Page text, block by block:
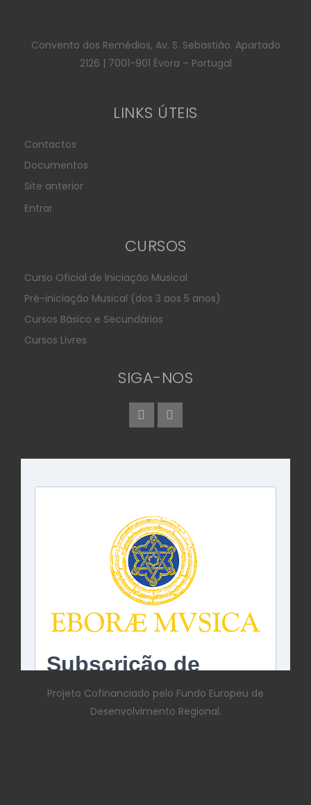
Convento dos Remédios, Av. S. Sebastião. Apartado
2126 | 7001-901 Évora – Portugal
LINKS ÚTEIS
Contactos
Documentos
Site anterior
Entrar
CURSOS
Curso Oficial de Iniciação Musical
Pré-iniciação Musical (dos 3 aos 5 anos)
Cursos Básico e Secundários
Cursos Livres
SIGA-NOS
Projeto Cofinanciado pelo Fundo Europeu de
Desenvolvimento Regional.